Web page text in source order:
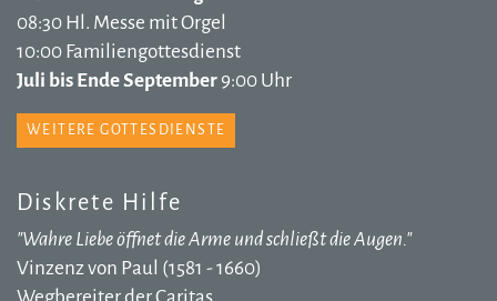
08:30 Hl. Messe mit Orgel
10:00 Familiengottesdienst
Juli bis Ende September 9:00 Uhr
WEITERE GOTTESDIENSTE
Diskrete Hilfe
"Wahre Liebe öffnet die Arme und schließt die Augen."
Vinzenz von Paul (1581 - 1660)